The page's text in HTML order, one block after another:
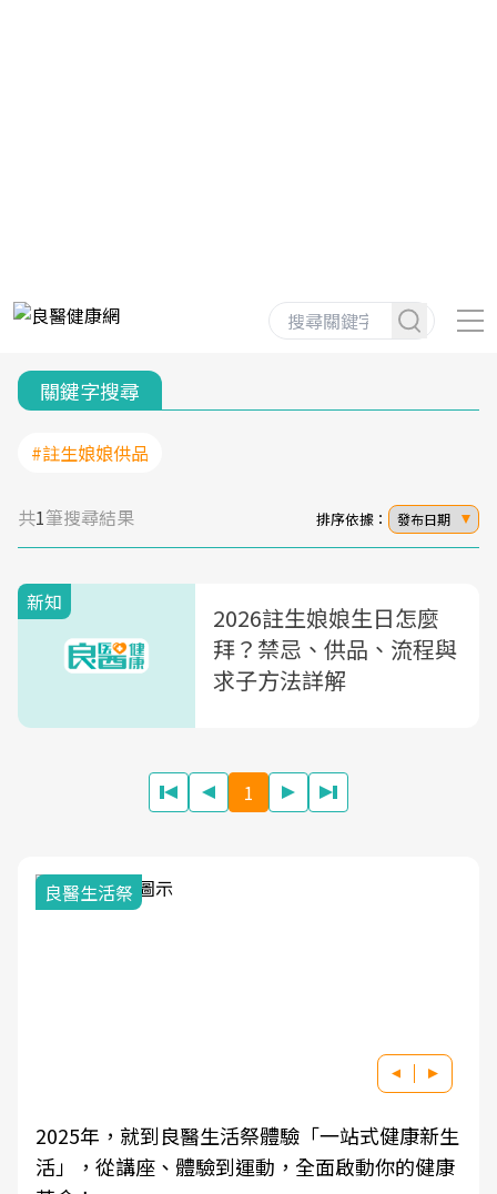
關鍵字搜尋
#註生娘娘供品
共1筆搜尋結果 排序依據： 發布日期
新知
2026註生娘娘生日怎麼
拜？禁忌、供品、流程與
求子方法詳解
1
良醫生活祭
2025年，就到良醫生活祭體驗「一站式健康新生
活」，從講座、體驗到運動，全面啟動你的健康